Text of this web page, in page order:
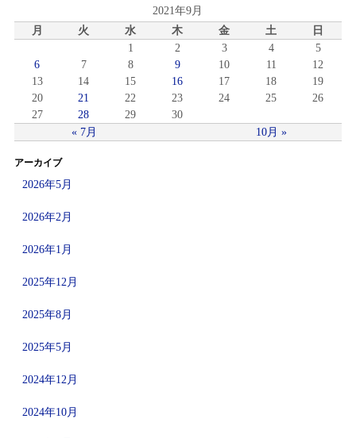
2021年9月
月
火 水 木 金 土 日
« 7月 10月 »
1 2 3 4
5
6
7 8 9 10 11
12
13
14 15 16 17 18
19
20
21 22 23 24 25
26
27
28 29 30
アーカイブ
2026年5月
2026年2月
2026年1月
2025年12月
2025年8月
2025年5月
2024年12月
2024年10月